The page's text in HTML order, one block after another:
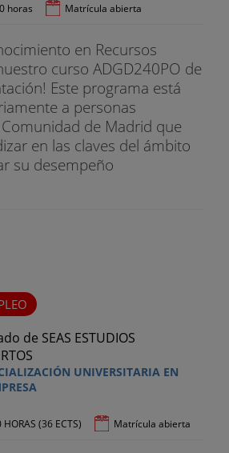
horas Matrícula abierta
en Recursos
curso ADGD240PO de
Este programa está
a personas
de Madrid que
en las claves del ámbito
su desempeño
UNIVERSITARIA EN
HORAS (36 ECTS) Matrícula abierta